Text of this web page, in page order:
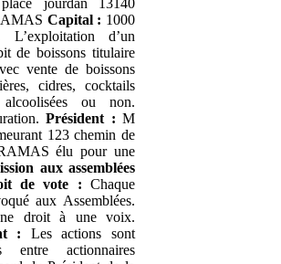
Capital : 1000
L’exploitation d’un
de boissons titulaire
vente de boissons
cidres, cocktails
ou non.
Président : M
123 chemin de
élu pour une
aux assemblées
de vote : Chaque
aux Assemblées.
droit à une voix.
: Les actions sont
entre actionnaires